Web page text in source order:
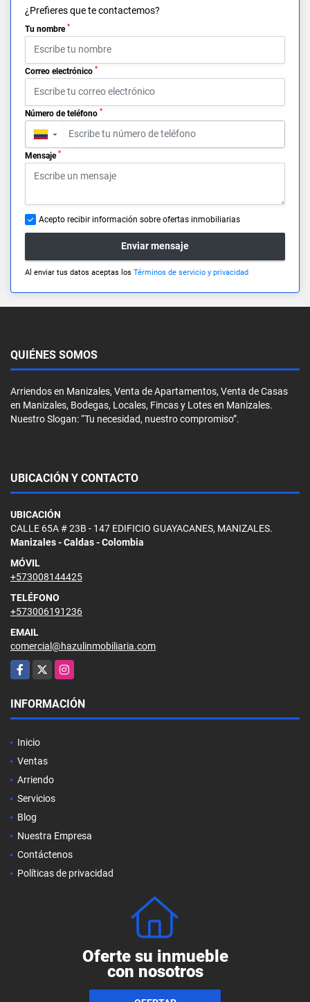
¿Prefieres que te contactemos?
Tu nombre *
Correo electrónico *
Número de teléfono *
▼
Mensaje *
Acepto recibir información sobre ofertas inmobiliarias
Enviar mensaje
Al enviar tus datos aceptas los Términos de servicio y privacidad
QUIÉNES SOMOS
Arriendos en Manizales, Venta de Apartamentos, Venta de Casas
en Manizales, Bodegas, Locales, Fincas y Lotes en Manizales.
Nuestro Slogan: “Tu necesidad, nuestro compromiso”.
UBICACIÓN Y CONTACTO
UBICACIÓN
CALLE 65A # 23B - 147 EDIFICIO GUAYACANES, MANIZALES.
Manizales - Caldas - Colombia
MÓVIL
+573008144425
TELÉFONO
+573006191236
EMAIL
comercial@hazulinmobiliaria.com
Facebook
X Instagram
INFORMACIÓN
Inicio
Ventas
Arriendo
Servicios
Blog
Nuestra Empresa
Contáctenos
Políticas de privacidad
Oferte su inmueble
con nosotros